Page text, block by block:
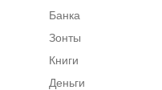
Банка
Зонты
Книги
Деньги